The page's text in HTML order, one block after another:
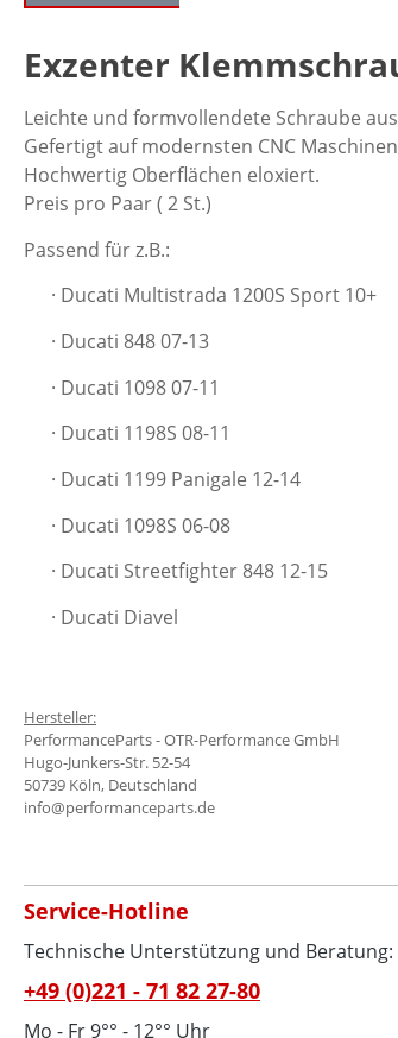
Exzenter
Leichte und formvollendete Schraube
Gefertigt auf modernsten CNC
Hochwertig Oberflächen eloxiert.
Preis pro Paar ( 2 St.)
Passend für z.B.:
· Ducati Multistrada 1200S Sport 10+
· Ducati 848 07-13
· Ducati 1098 07-11
· Ducati 1198S 08-11
· Ducati 1199 Panigale 12-14
· Ducati 1098S 06-08
· Ducati Streetfighter 848 12-15
· Ducati Diavel
Hersteller:
PerformanceParts - OTR-Performance GmbH
Hugo-Junkers-Str. 52-54
50739 Köln, Deutschland
info@performanceparts.de
Service-Hotline
Technische Unterstützung und Beratung:
+49 (0)221 - 71 82 27-80
Mo - Fr 9°° - 12°° Uhr